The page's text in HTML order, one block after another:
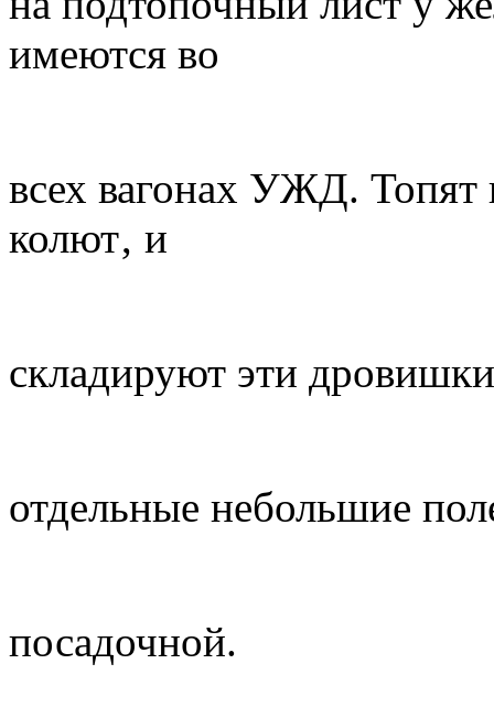
имеются во
всех вагонах УЖД.
колют‚ и
складируют эти
отдельные небольшие
посадочной.